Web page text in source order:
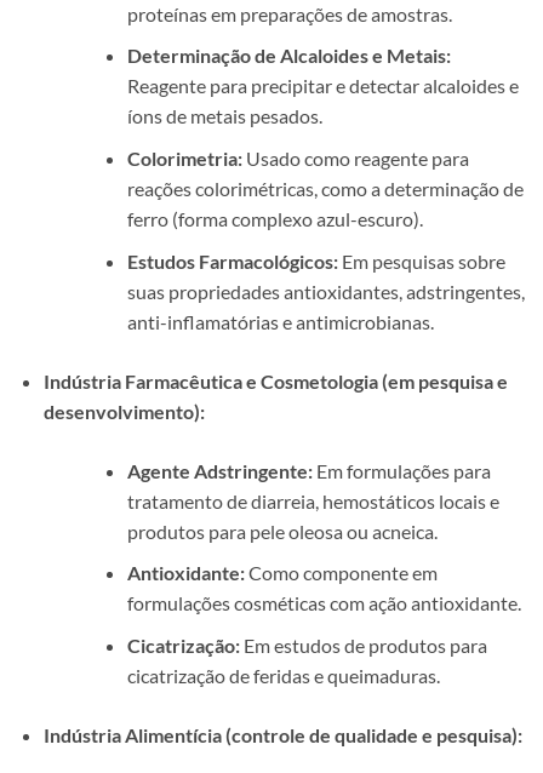
proteínas em preparações de amostras.
Determinação de Alcaloides e Metais:
Reagente para precipitar e detectar alcaloides e
íons de metais pesados.
Colorimetria:Usado como reagente para
reações colorimétricas, como a determinação de
ferro (forma complexo azul-escuro).
Estudos Farmacológicos:Em pesquisas sobre
suas propriedades antioxidantes, adstringentes,
anti-inflamatórias e antimicrobianas.
Indústria Farmacêutica e Cosmetologia (em pesquisa e
desenvolvimento):
Agente Adstringente:Em formulações para
tratamento de diarreia, hemostáticos locais e
produtos para pele oleosa ou acneica.
Antioxidante:Como componente em
formulações cosméticas com ação antioxidante.
Cicatrização:Em estudos de produtos para
cicatrização de feridas e queimaduras.
Indústria Alimentícia (controle de qualidade e pesquisa):